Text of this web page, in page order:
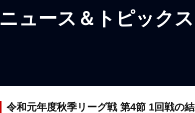
ニュース＆トピックス
令和元年度秋季リーグ戦 第4節 1回戦の